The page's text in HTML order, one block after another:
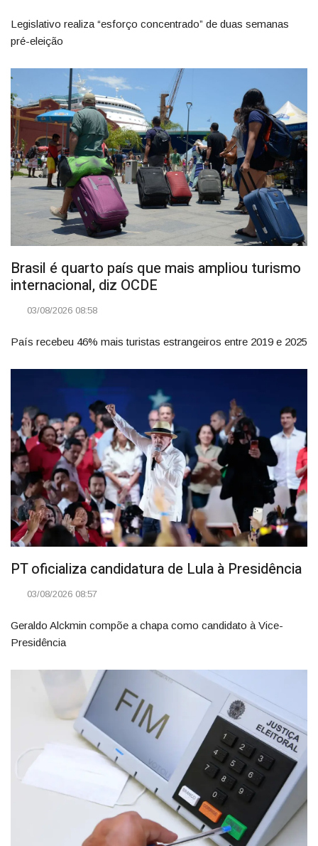
Legislativo realiza “esforço concentrado” de duas semanas
pré-eleição
Brasil é quarto país que mais ampliou turismo
internacional, diz OCDE
03/08/2026 08:58
País recebeu 46% mais turistas estrangeiros entre 2019 e 2025
PT oficializa candidatura de Lula à Presidência
03/08/2026 08:57
Geraldo Alckmin compõe a chapa como candidato à Vice-
Presidência